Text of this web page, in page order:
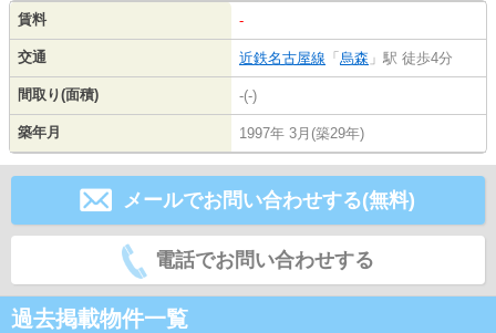
賃料 -
交通 近鉄名古屋線 「 烏森 」駅 徒歩4分
間取り(面積) -(-)
築年月 1997年 3月(築29年)
メールでお問い合わせする(無料)
電話でお問い合わせする
過去掲載物件一覧